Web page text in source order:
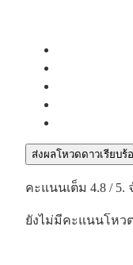
ส่งผลโหวดดาวเรียบร้
คะแนนเต็ม 4.8 / 5.
ยังไม่มีคะแนนโหว